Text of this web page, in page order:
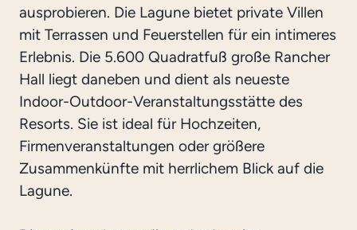
ausprobieren. Die Lagune bietet private Villen
mit Terrassen und Feuerstellen für ein intimeres
Erlebnis. Die 5.600 Quadratfuß große Rancher
Hall liegt daneben und dient als neueste
Indoor-Outdoor-Veranstaltungsstätte des
Resorts. Sie ist ideal für Hochzeiten,
Firmenveranstaltungen oder größere
Zusammenkünfte mit herrlichem Blick auf die
Lagune.